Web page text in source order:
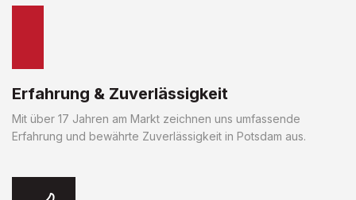
Erfahrung & Zuverlässigkeit
Mit über 17 Jahren am Markt zeichnen uns umfassende
Erfahrung und bewährte Zuverlässigkeit in Potsdam aus.